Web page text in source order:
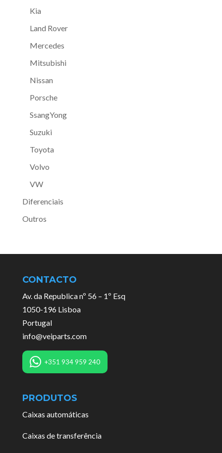
Kia
Land Rover
Mercedes
Mitsubishi
Nissan
Porsche
SsangYong
Suzuki
Toyota
Volvo
VW
Diferenciais
Outros
CONTACTO
Av. da Republica nº 56 – 1º Esq
1050-196 Lisboa
Portugal
info@veiparts.com
+351 934 959 240
PRODUTOS
Caixas automáticas
Caixas de transferência